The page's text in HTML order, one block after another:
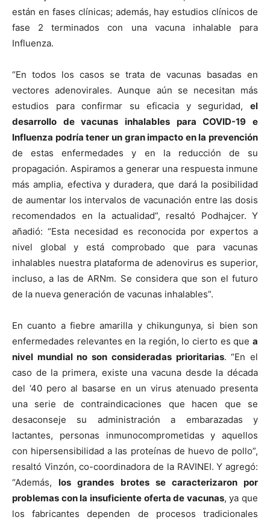
están en fases clínicas; además, hay estudios clínicos de
fase 2 terminados con una vacuna inhalable para
Influenza.
“En todos los casos se trata de vacunas basadas en
vectores adenovirales. Aunque aún se necesitan más
estudios para confirmar su eficacia y seguridad, el
desarrollo de vacunas inhalables para COVID-19 e
Influenza podría tener un gran impacto en la prevención
de estas enfermedades y en la reducción de su
propagación. Aspiramos a generar una respuesta inmune
más amplia, efectiva y duradera, que dará la posibilidad
de aumentar los intervalos de vacunación entre las dosis
recomendados en la actualidad”, resaltó Podhajcer. Y
añadió: “Esta necesidad es reconocida por expertos a
nivel global y está comprobado que para vacunas
inhalables nuestra plataforma de adenovirus es superior,
incluso, a las de ARNm. Se considera que son el futuro
de la nueva generación de vacunas inhalables”.
En cuanto a fiebre amarilla y chikungunya, si bien son
enfermedades relevantes en la región, lo cierto es que a
nivel mundial no son consideradas prioritarias. “En el
caso de la primera, existe una vacuna desde la década
del ‘40 pero al basarse en un virus atenuado presenta
una serie de contraindicaciones que hacen que se
desaconseje su administración a embarazadas y
lactantes, personas inmunocomprometidas y aquellos
con hipersensibilidad a las proteínas de huevo de pollo”,
resaltó Vinzón, co-coordinadora de la RAVINEI. Y agregó:
“Además,los grandes brotes se caracterizaron por
problemas con la insuficiente oferta de vacunas, ya que
los fabricantes dependen de procesos tradicionales